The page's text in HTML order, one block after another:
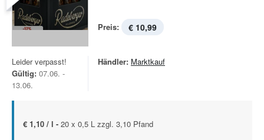
Preis: € 10,99
Leider verpasst!
Gültig: 07.06. -
13.06.
Händler: Marktkauf
€ 1,10 / l - 20 x 0,5 L zzgl. 3,10 Pfand